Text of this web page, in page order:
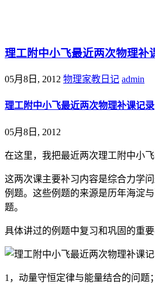
理工附中小飞最近两次物理补
05月8日, 2012 物理家教日记 admin
理工附中小飞最近两次物理补课记录
05月8日, 2012
在这里，我把最近两次理工附中小
这两次课主要补习内容是综合力学
例题。这些例题的来源是历年海淀
题。
具体讲过的例题中复习和巩固的重要
1，动量守恒定律与能量结合的问题；